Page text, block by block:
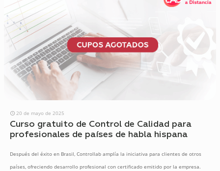
20 de mayo de 2025
Curso gratuito de Control de Calidad para
profesionales de países de habla hispana
Después del éxito en Brasil, Controllab amplía la iniciativa para clientes de otros
países, ofreciendo desarrollo profesional con certificado emitido por la empresa.